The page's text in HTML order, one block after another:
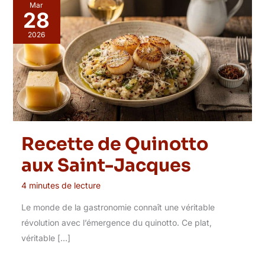
Mar
28
2026
Recette de Quinotto
aux Saint-Jacques
4 minutes de lecture
Le monde de la gastronomie connaît une véritable
révolution avec l’émergence du quinotto. Ce plat,
véritable […]